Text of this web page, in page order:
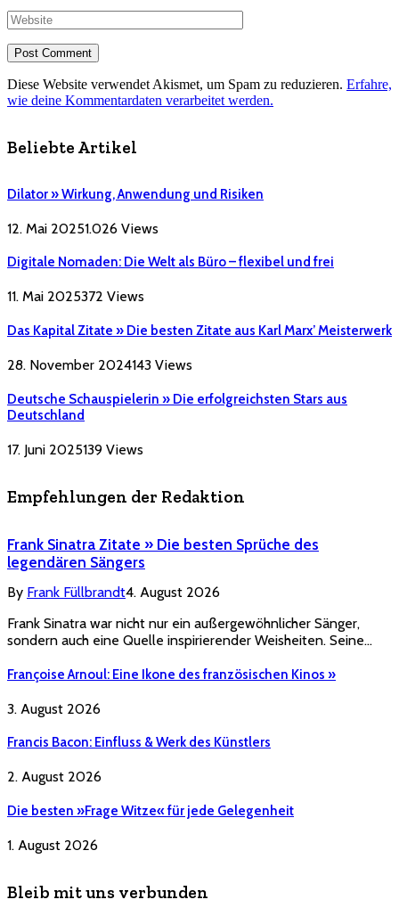
Diese Website verwendet Akismet, um Spam zu reduzieren. Erfahre,
wie deine Kommentardaten verarbeitet werden.
Beliebte Artikel
Dilator » Wirkung, Anwendung und Risiken
12. Mai 20251.026 Views
Digitale Nomaden: Die Welt als Büro – flexibel und frei
11. Mai 2025372 Views
Das Kapital Zitate » Die besten Zitate aus Karl Marx’ Meisterwerk
28. November 2024143 Views
Deutsche Schauspielerin » Die erfolgreichsten Stars aus
Deutschland
17. Juni 2025139 Views
Empfehlungen der Redaktion
Frank Sinatra Zitate » Die besten Sprüche des
legendären Sängers
By Frank Füllbrandt4. August 2026
Frank Sinatra war nicht nur ein außergewöhnlicher Sänger,
sondern auch eine Quelle inspirierender Weisheiten. Seine…
Françoise Arnoul: Eine Ikone des französischen Kinos »
3. August 2026
Francis Bacon: Einfluss & Werk des Künstlers
2. August 2026
Die besten »Frage Witze« für jede Gelegenheit
1. August 2026
Bleib mit uns verbunden